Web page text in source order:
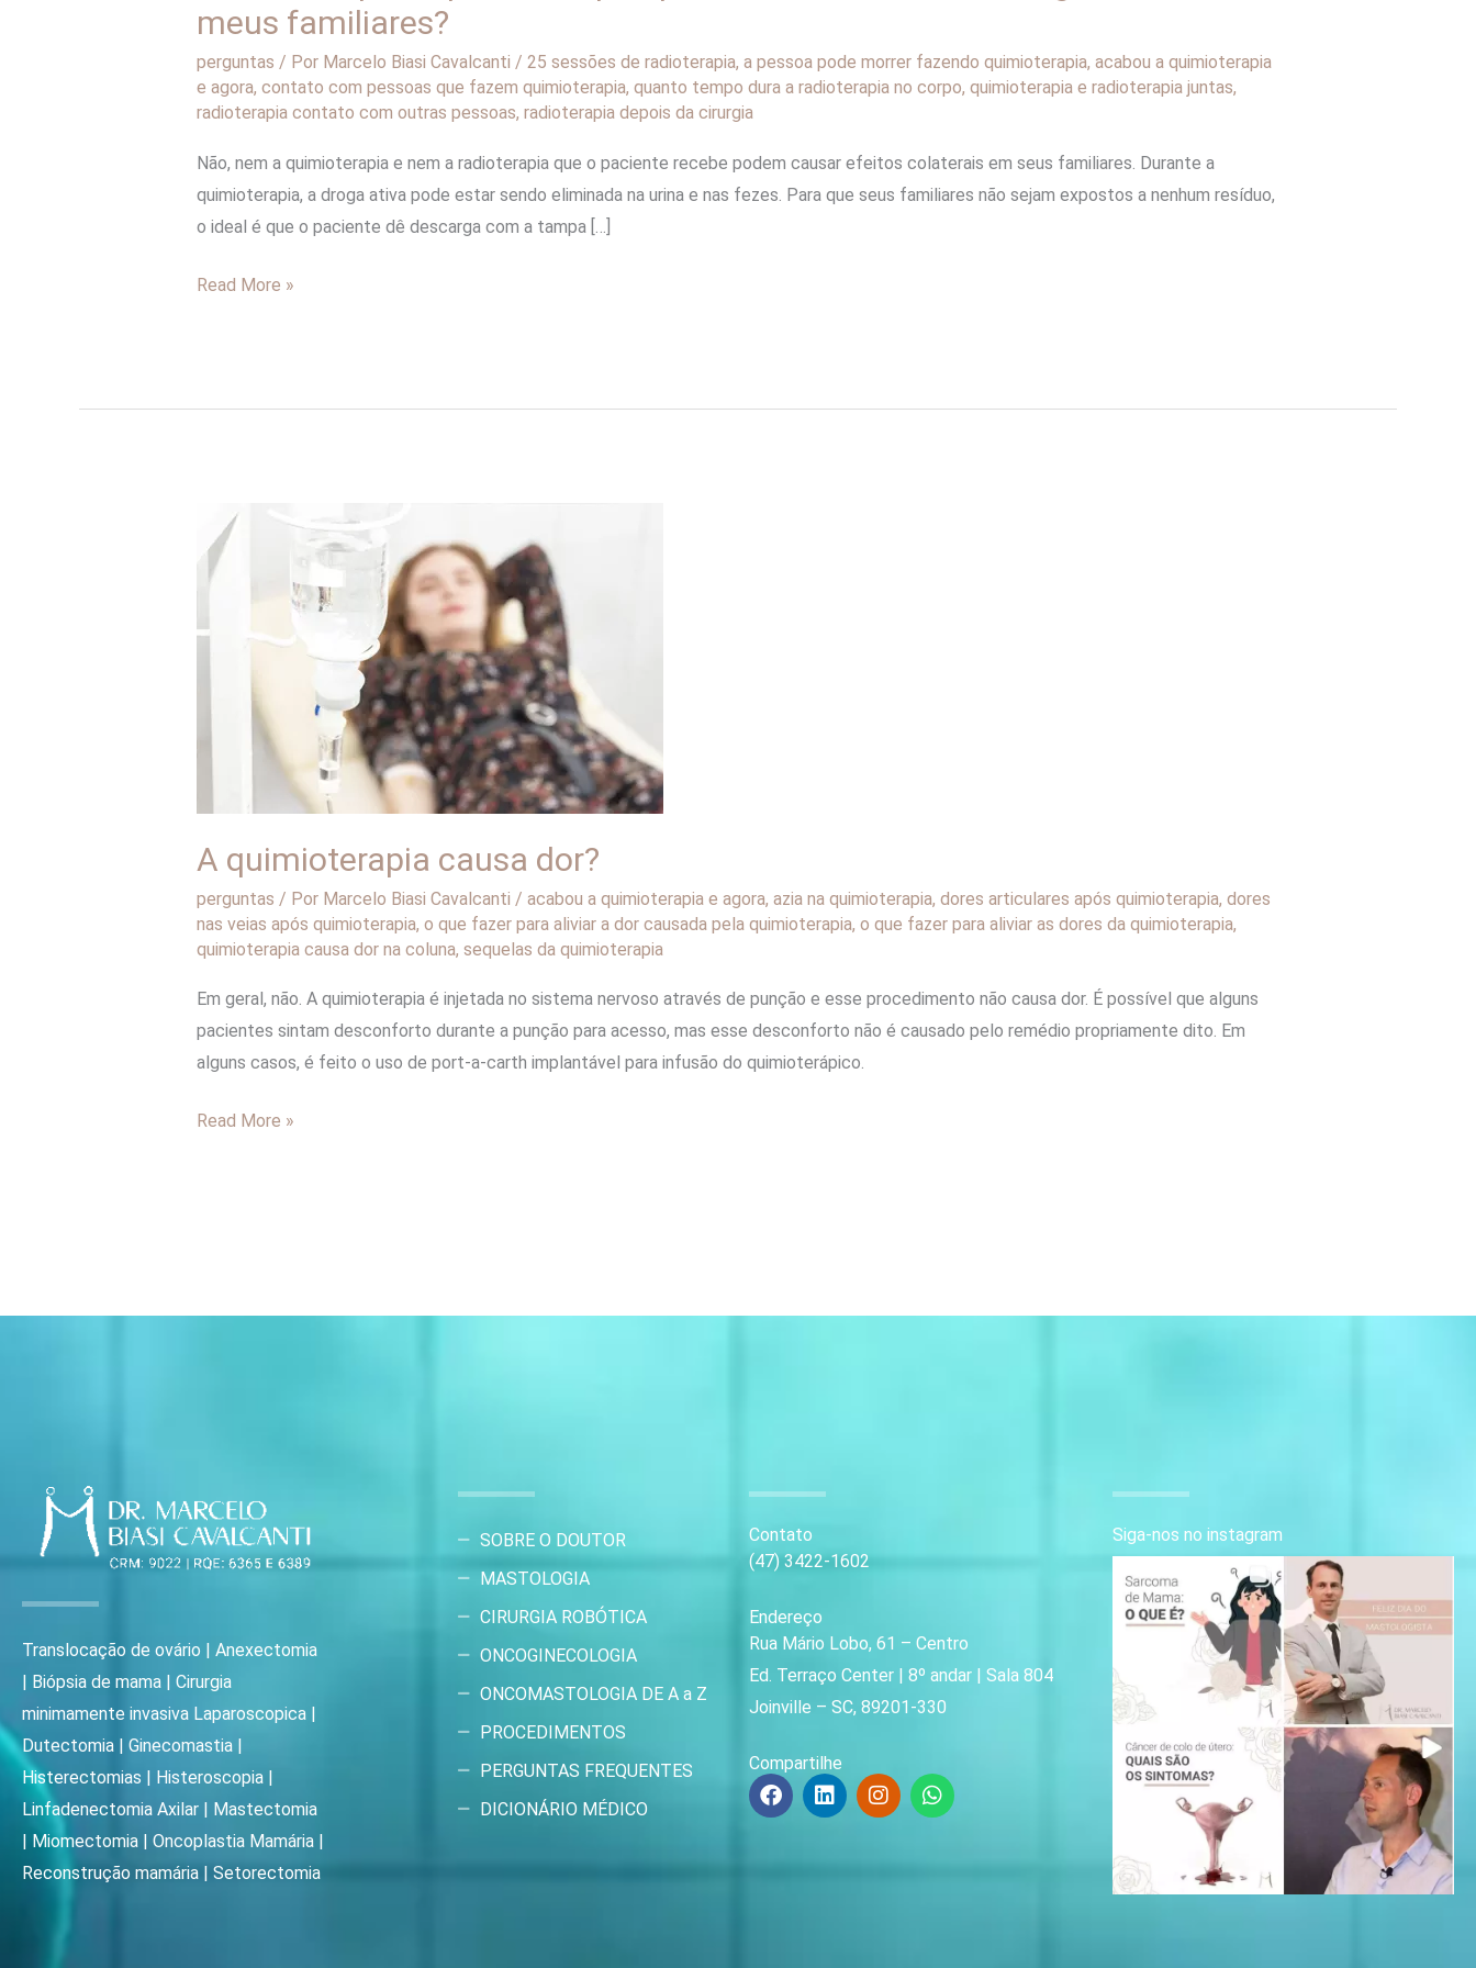
meus familiares?
perguntas / Por Marcelo Biasi Cavalcanti / 25 sessões de radioterapia, a pessoa pode morrer fazendo quimioterapia, acabou a quimioterapia
e agora, contato com pessoas que fazem quimioterapia, quanto tempo dura a radioterapia no corpo, quimioterapia e radioterapia juntas,
radioterapia contato com outras pessoas, radioterapia depois da cirurgia
Não, nem a quimioterapia e nem a radioterapia que o paciente recebe podem causar efeitos colaterais em seus familiares. Durante a
quimioterapia, a droga ativa pode estar sendo eliminada na urina e nas fezes. Para que seus familiares não sejam expostos a nenhum resíduo,
o ideal é que o paciente dê descarga com a tampa […]
familiares?
Read More »
A quimioterapia causa dor?
perguntas / Por Marcelo Biasi Cavalcanti / acabou a quimioterapia e agora, azia na quimioterapia, dores articulares após quimioterapia, dores
nas veias após quimioterapia, o que fazer para aliviar a dor causada pela quimioterapia, o que fazer para aliviar as dores da quimioterapia,
quimioterapia causa dor na coluna, sequelas da quimioterapia
Em geral, não. A quimioterapia é injetada no sistema nervoso através de punção e esse procedimento não causa dor. É possível que alguns
pacientes sintam desconforto durante a punção para acesso, mas esse desconforto não é causado pelo remédio propriamente dito. Em
alguns casos, é feito o uso de port-a-carth implantável para infusão do quimioterápico.
quimioterapia
causa
Read More »
Translocação de ovário | Anexectomia
| Biópsia de mama | Cirurgia
minimamente invasiva Laparoscopica |
Dutectomia | Ginecomastia |
Histerectomias | Histeroscopia |
Linfadenectomia Axilar | Mastectomia
| Miomectomia | Oncoplastia Mamária |
Reconstrução mamária | Setorectomia
SOBRE O DOUTOR
MASTOLOGIA
CIRURGIA ROBÓTICA
ONCOGINECOLOGIA
ONCOMASTOLOGIA DE A a Z
PROCEDIMENTOS
PERGUNTAS FREQUENTES
DICIONÁRIO MÉDICO
Contato
(47) 3422-1602
Endereço
Rua Mário Lobo, 61 – Centro
Ed. Terraço Center | 8º andar | Sala 804
Joinville – SC, 89201-330
Compartilhe
F
a
L
i
I
n
W
h
Siga-nos no instagram